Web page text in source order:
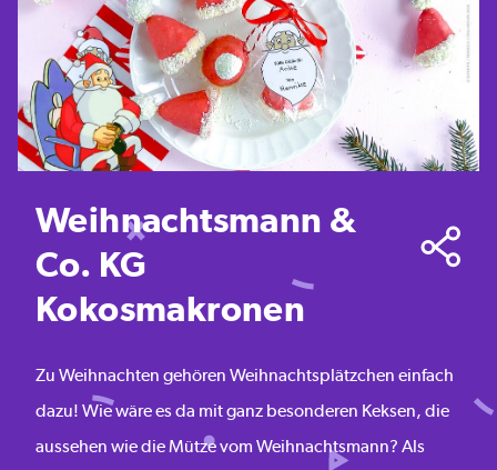
Weihnachtsmann &
Co. KG
Kokosmakronen
Zu Weihnachten gehören Weihnachtsplätzchen einfach
dazu! Wie wäre es da mit ganz besonderen Keksen, die
aussehen wie die Mütze vom Weihnachtsmann? Als